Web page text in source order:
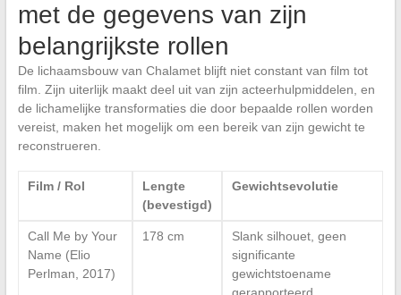
met de gegevens van zijn
belangrijkste rollen
De lichaamsbouw van Chalamet blijft niet constant van film tot
film. Zijn uiterlijk maakt deel uit van zijn acteerhulpmiddelen, en
de lichamelijke transformaties die door bepaalde rollen worden
vereist, maken het mogelijk om een bereik van zijn gewicht te
reconstrueren.
Film / Rol
Lengte
(bevestigd)
Gewichtsevolutie
Call Me by Your
Name (Elio
Perlman, 2017)
178 cm
Slank silhouet, geen
significante
gewichtstoename